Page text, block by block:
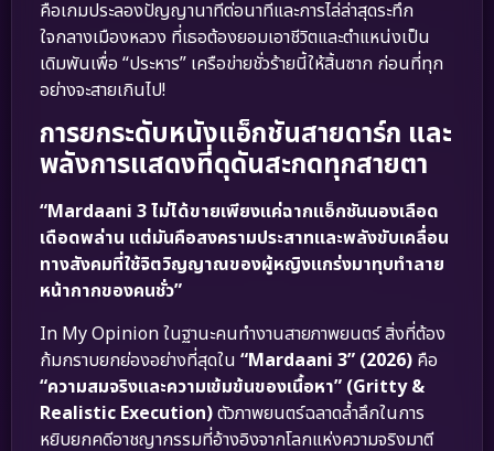
คือเกมประลองปัญญานาทีต่อนาทีและการไล่ล่าสุดระทึก
ใจกลางเมืองหลวง ที่เธอต้องยอมเอาชีวิตและตำแหน่งเป็น
เดิมพันเพื่อ “ประหาร” เครือข่ายชั่วร้ายนี้ให้สิ้นซาก ก่อนที่ทุก
อย่างจะสายเกินไป!
การยกระดับหนังแอ็กชันสายดาร์ก และ
พลังการแสดงที่ดุดันสะกดทุกสายตา
“Mardaani 3 ไม่ได้ขายเพียงแค่ฉากแอ็กชันนองเลือด
เดือดพล่าน แต่มันคือสงครามประสาทและพลังขับเคลื่อน
ทางสังคมที่ใช้จิตวิญญาณของผู้หญิงแกร่งมาทุบทำลาย
หน้ากากของคนชั่ว”
In My Opinion ในฐานะคนทำงานสายภาพยนตร์ สิ่งที่ต้อง
ก้มกราบยกย่องอย่างที่สุดใน “Mardaani 3” (2026) คือ
“ความสมจริงและความเข้มข้นของเนื้อหา” (Gritty &
Realistic Execution)ตัวภาพยนตร์ฉลาดล้ำลึกในการ
หยิบยกคดีอาชญากรรมที่อ้างอิงจากโลกแห่งความจริงมาตี